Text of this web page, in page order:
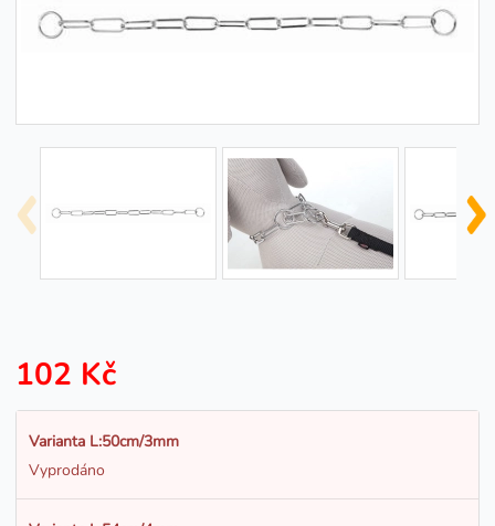
102 Kč
Varianta L:50cm/3mm
Vyprodáno